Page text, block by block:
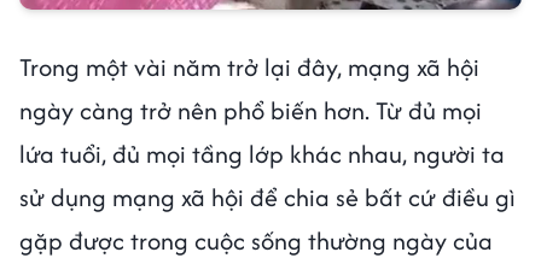
Trong một vài năm trở lại đây, mạng xã hội
ngày càng trở nên phổ biến hơn. Từ đủ mọi
lứa tuổi, đủ mọi tầng lớp khác nhau, người ta
sử dụng mạng xã hội để chia sẻ bất cứ điều gì
gặp được trong cuộc sống thường ngày của